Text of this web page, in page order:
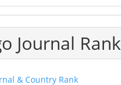
Journal Rank